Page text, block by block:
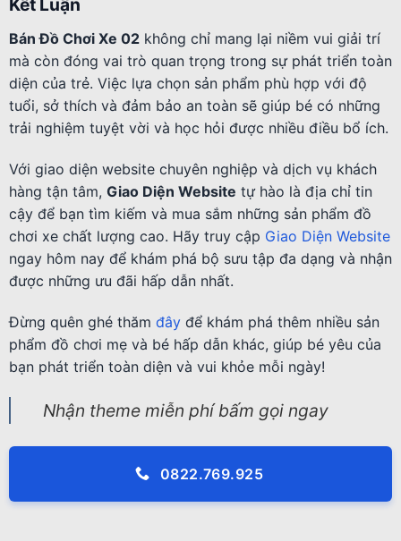
Kết Luận
Bán Đồ Chơi Xe 02 không chỉ mang lại niềm vui giải trí
mà còn đóng vai trò quan trọng trong sự phát triển toàn
diện của trẻ. Việc lựa chọn sản phẩm phù hợp với độ
tuổi, sở thích và đảm bảo an toàn sẽ giúp bé có những
trải nghiệm tuyệt vời và học hỏi được nhiều điều bổ ích.
Với giao diện website chuyên nghiệp và dịch vụ khách
hàng tận tâm, Giao Diện Website tự hào là địa chỉ tin
cậy để bạn tìm kiếm và mua sắm những sản phẩm đồ
chơi xe chất lượng cao. Hãy truy cập Giao Diện Website
ngay hôm nay để khám phá bộ sưu tập đa dạng và nhận
được những ưu đãi hấp dẫn nhất.
Đừng quên ghé thăm đây để khám phá thêm nhiều sản
phẩm đồ chơi mẹ và bé hấp dẫn khác, giúp bé yêu của
bạn phát triển toàn diện và vui khỏe mỗi ngày!
Nhận theme miễn phí bấm gọi ngay
0822.769.925